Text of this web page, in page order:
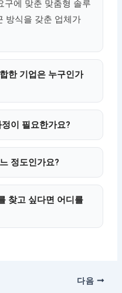
구에 맞춘 맞춤형 솔루
방식을 갖춘 업체가
한 기업은 누구인가
이 필요한가요?
정도인가요?
찾고 싶다면 어디를
다음